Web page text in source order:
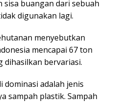
sisa buangan dari sebuah
digunakan lagi.
menyebutkan
mencapai 67 ton
dihasilkan bervariasi.
dominasi adalah jenis
sampah plastik. Sampah